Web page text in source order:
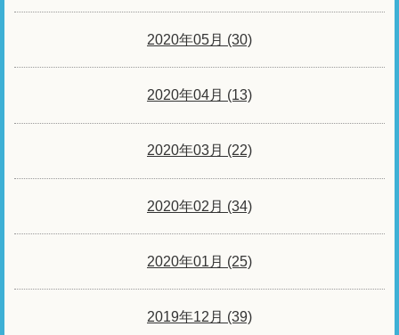
2020年05月 (30)
2020年04月 (13)
2020年03月 (22)
2020年02月 (34)
2020年01月 (25)
2019年12月 (39)